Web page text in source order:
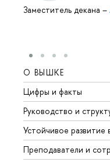
Заместитель декана –
О ВЫШКЕ
Цифры и факты
Руководство и
Устойчивое
Преподаватели и